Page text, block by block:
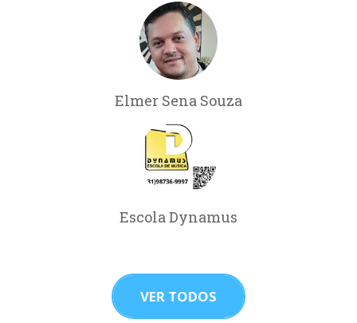
Elmer Sena Souza
Escola Dynamus
VER TODOS